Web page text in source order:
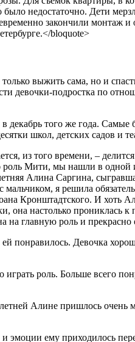
недостаточно. Дети
закончили монтаж
bloquote>
выжить сама, но и
девочки-подростка по
декабрь того же года.
школ, детских садов и
из того времени, –
Мити, мы нашли в одной
Алина Саргина,
я решила
Кронштадтского. И хоть
она настолько прониклась
главную роль и прекрасно
понравилось. Девочка
роль. Больше всего
Алине пришлось очень
ему приходилось